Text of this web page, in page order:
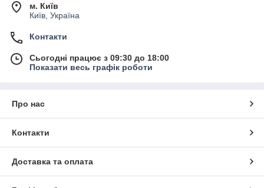
м. Київ
Київ, Україна
Контакти
Сьогодні працює з 09:30 до 18:00
Показати весь графік роботи
Про нас
Контакти
Доставка та оплата